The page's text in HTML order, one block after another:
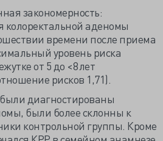
закономерность:
колоректальной аденомы
времени после приема
уровень риска
от 5 до <8 лет
рисков 1,71).
диагностированы
были более склонны к
контрольной группы. Кроме